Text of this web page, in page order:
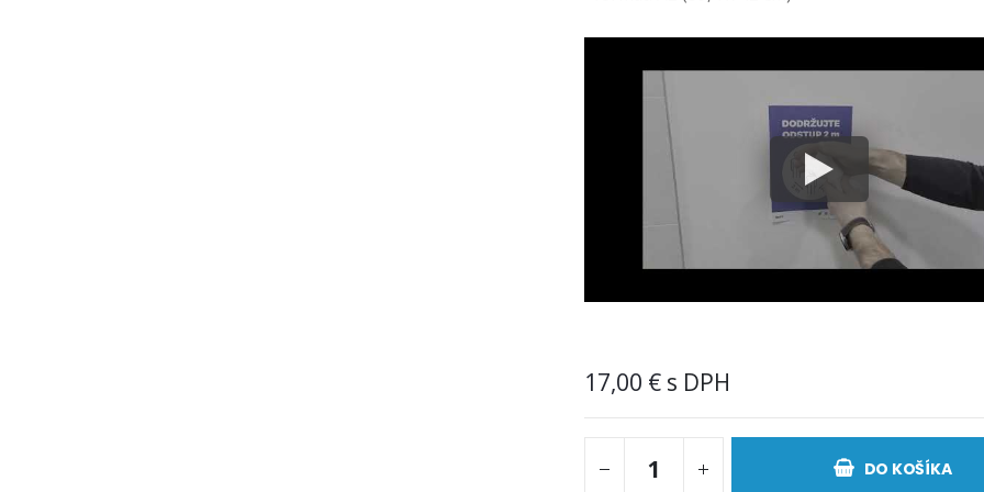
17,00 €
DO KOŠÍKA